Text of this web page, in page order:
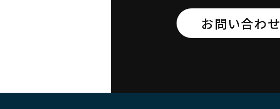
お問い合わせ